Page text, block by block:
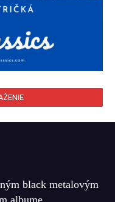
black metalovým
albume